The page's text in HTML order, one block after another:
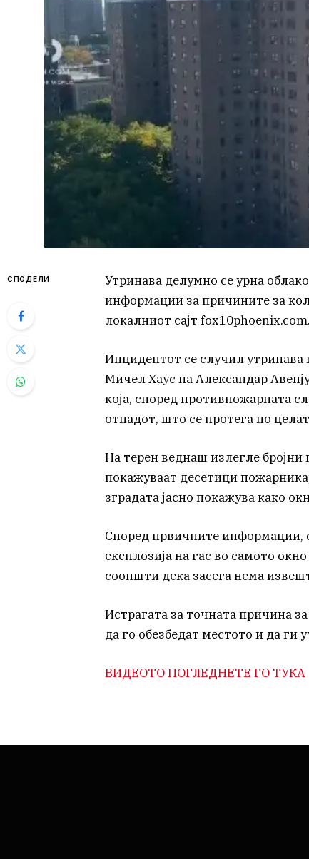
СПОДЕЛИ
Утринава делумно се урна
информации за причините за
локалниот сајт fox10phoenix.com.
Инцидентот се случил утринава
Мичел Хаус на Александар
која, според противпожарната
отпадот, што се протега по
На терен веднаш излегле
покажуваат десетици
зградата јасно покажува како
Според првичните информации,
експлозија на гас во самото
соопшти дека засега нема
Истрагата за точната причина
да го обезбедат местото и да ги
ВИДЕОТО ПОГЛЕДНЕТЕ ГО ТУКА